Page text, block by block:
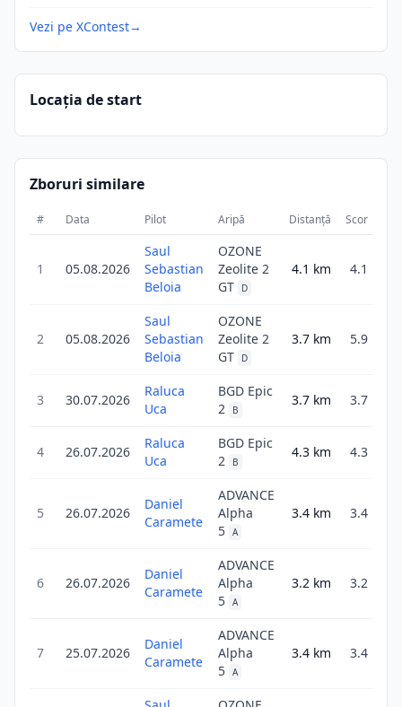
Vezi pe XContest→
Locația de start
Zboruri similare
# Data Pilot Aripă Distanță Scor
1 05.08.2026
Saul
Sebastian
Beloia
OZONE
Zeolite 2
GT
D
4.1 km 4.1
2 05.08.2026
Saul
Sebastian
Beloia
OZONE
Zeolite 2
GT
D
3.7 km 5.9
3 30.07.2026
Raluca
Uca
BGD Epic
2
B
3.7 km 3.7
4 26.07.2026
Raluca
Uca
BGD Epic
2
B
4.3 km 4.3
5 26.07.2026
Daniel
Caramete
ADVANCE
Alpha
5 A
3.4 km 3.4
6 26.07.2026
Daniel
Caramete
ADVANCE
Alpha
5 A
3.2 km 3.2
7 25.07.2026
Daniel
Caramete
ADVANCE
Alpha
5 A
3.4 km 3.4